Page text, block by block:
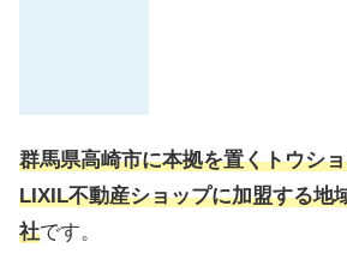
群馬県高崎市に本拠を置くトウシ
LIXIL不動産ショップに加盟する地
社です。